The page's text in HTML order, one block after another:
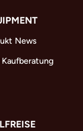
News